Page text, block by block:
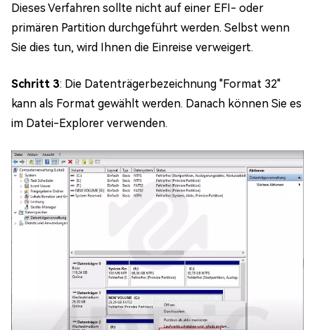
Dieses Verfahren sollte nicht auf einer EFI- oder
primären Partition durchgeführt werden. Selbst wenn
Sie dies tun, wird Ihnen die Einreise verweigert.
Schritt 3: Die Datenträgerbezeichnung "Format 32"
kann als Format gewählt werden. Danach können Sie es
im Datei-Explorer verwenden.